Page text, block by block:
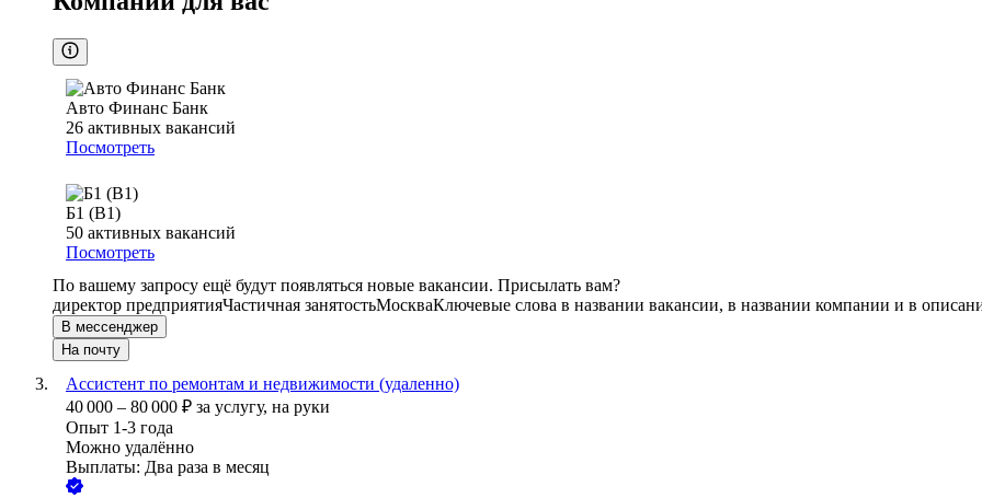
Авто Финанс Банк
26 активных вакансий
Посмотреть
Б1 (B1)
50 активных вакансий
Посмотреть
По вашему запросу ещё будут появляться новые вакансии. Присылать вам?
директор предприятияЧастичная занятостьМоскваКлючевые слова в названии вакансии, в названии компании и в
В мессенджер
На почту
Ассистент по ремонтам и недвижимости (удаленно)
40 000 – 80 000 ₽ за услугу, на руки
Опыт 1-3 года
Можно удалённо
Выплаты: Два раза в месяц